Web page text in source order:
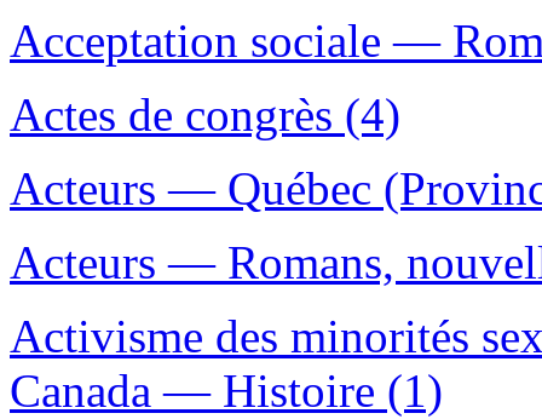
Acceptation sociale —
Actes de congrès (4)
Acteurs — Québec
Acteurs — Romans,
Activisme des minorités
Canada — Histoire (1)